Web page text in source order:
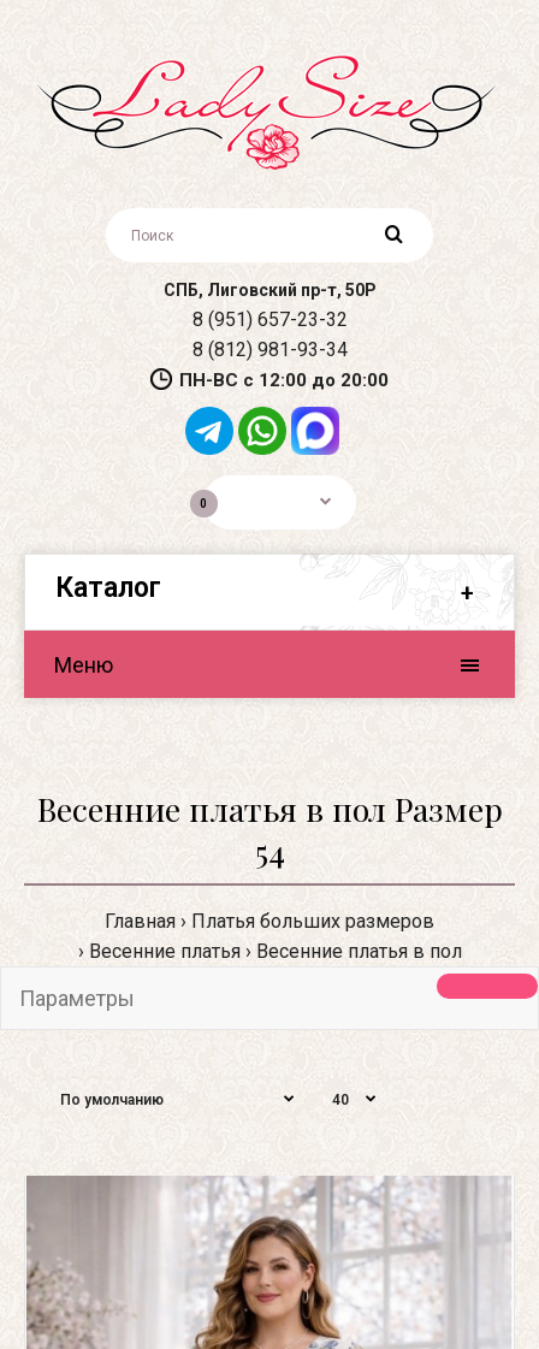
СПБ, Лиговский пр-т, 50Р
8 (951) 657-23-32
8 (812) 981-93-34
ПН-ВС с 12:00 до 20:00
0
Каталог
Меню
Весенние платья в пол Размер
54
Главная
Платья больших размеров
Весенние платья
Весенние платья в пол
Параметры